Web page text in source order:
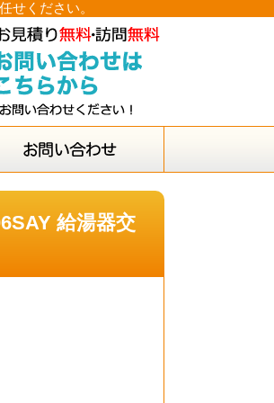
せください。
給湯器交